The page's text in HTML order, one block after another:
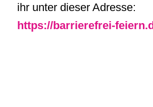
ihr unter dieser Adresse:
https://barrierefrei-